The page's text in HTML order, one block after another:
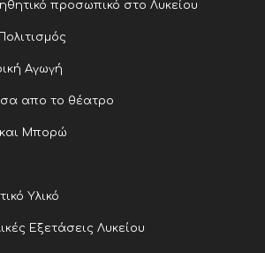
προσωπικό στο Λυκείου
Αγωγή
απο το θέατρο
Μπορώ
Υλικό
Εξετάσεις Λυκείου